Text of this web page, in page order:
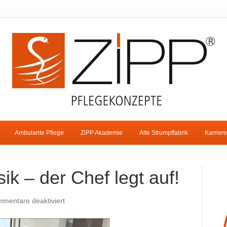
Ambulante Pflege ZiPP Akademie Alte Strumpffabrik Karriere
– der Chef legt auf!
deaktiviertfür
Musik